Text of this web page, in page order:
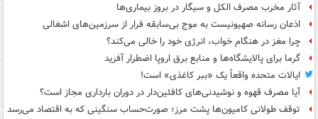
آثار مخرب مصرف الکل و سیگار در بروز بیماری‌ها
اذعان رسانه صهیونیست به موج بی‌سابقه فرار از سرزمین‌های اشغالی
چرا مغز در هنگام خواب، انرژی خود را خالی می‌کند؟
گرما برای پالایشگاه‌ها و منابع برق اروپا اضطرار آفرید
ایالات متحده واقعاً یک «ببر کاغذی» است!
آیا مصرف قهوه و نوشیدنی‌های کافئین‌دار در دوران بارداری مجاز است؟
توقف طولانی کامیون‌ها پشت مرز؛ صورت‌حساب سنگینی که به اقتصاد می‌رسد